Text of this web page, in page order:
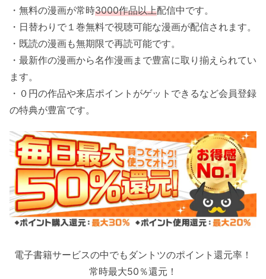
・無料の漫画が常時3000作品以上配信中です。
・日替わりで１巻無料で視聴可能な漫画が配信されます。
・既読の漫画も無期限で再読可能です。
・最新作の漫画から名作漫画まで豊富に取り揃えられてい
ます。
・０円の作品や来店ポイントがゲットできるなど会員登録
の特典が豊富です。
電子書籍サービスの中でもダントツのポイント還元率！
常時最大50％還元！